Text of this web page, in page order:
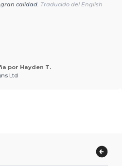
gran calidad. Traducido del English
por Hayden T.
Ltd